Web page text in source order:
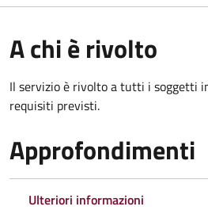
A chi è rivolto
Il servizio è rivolto a tutti i soggetti
requisiti previsti.
Approfondimenti
Ulteriori informazioni